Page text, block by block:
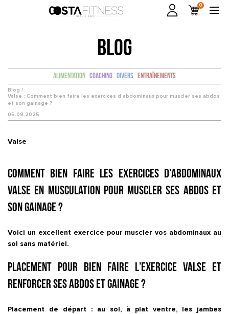
0
BLOG
Alimentation Coaching Divers Entraînements
Blog /
Valse : Comment bien faire les exercices d’abdominaux pour muscler ses abdos
et son gainage ?
05.09.2025
Valse
Comment bien faire les exercices d’abdominaux
Valse en musculation pour muscler ses abdos et
son gainage ?
Voici un excellent exercice pour muscler vos abdominaux au
sol sans matériel.
Placement pour bien faire l’exercice Valse et
renforcer ses abdos et gainage ?
Placement de départ : au sol, à plat ventre, les jambes